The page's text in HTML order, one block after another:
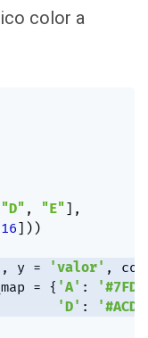
color a
"D" , "E"] ,
16] ) )
, y = 'valor' ,
= { 'A' :
'D' :